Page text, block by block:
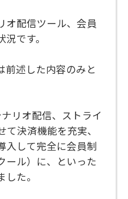
オ配信ツール、会員
です。
前述した内容のみと
リオ配信、ストライ
決済機能を充実、
入して完全に会員制
ール）に、といった
た。